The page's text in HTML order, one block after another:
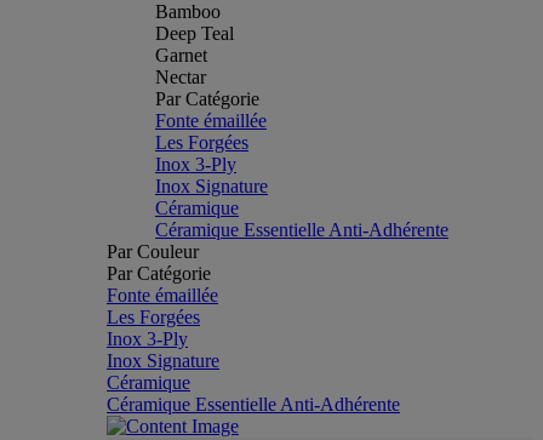
Bamboo
Deep Teal
Garnet
Nectar
Par Catégorie
Fonte émaillée
Les Forgées
Inox 3-Ply
Inox Signature
Céramique
Céramique Essentielle Anti-Adhérente
Par Couleur
Par Catégorie
Fonte émaillée
Les Forgées
Inox 3-Ply
Inox Signature
Céramique
Céramique Essentielle Anti-Adhérente